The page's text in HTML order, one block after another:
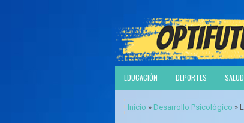
EDUCACIÓN DEPORTES SALUD
Inicio » Desarrollo Psicológico »